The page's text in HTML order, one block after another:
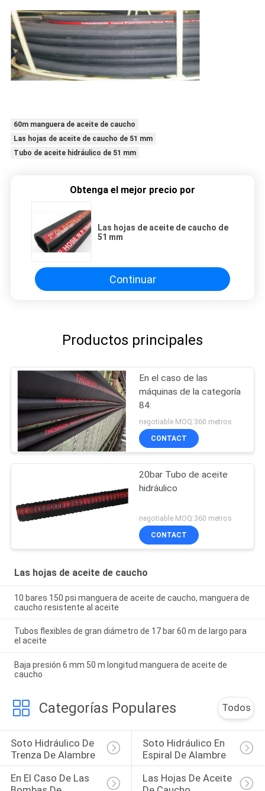
60m manguera de aceite de caucho
Las hojas de aceite de caucho de 51 mm
Tubo de aceite hidráulico de 51 mm
Obtenga el mejor precio por
Las hojas de aceite de caucho de
51 mm
Continuar
Productos principales
En el caso de las
máquinas de la categoría
84:
negotiable MOQ:360 metros
CONTACT
20bar Tubo de aceite
hidráulico
negotiable MOQ:360 metros
CONTACT
Las hojas de aceite de caucho
10 bares 150 psi manguera de aceite de caucho, manguera de
caucho resistente al aceite
Tubos flexibles de gran diámetro de 17 bar 60 m de largo para
el aceite
Baja presión 6 mm 50 m longitud manguera de aceite de
caucho
Categorías Populares Todos
Soto Hidráulico De
Trenza De Alambre
Soto Hidráulico En
Espiral De Alambre
En El Caso De Las
Las Hojas De Aceite